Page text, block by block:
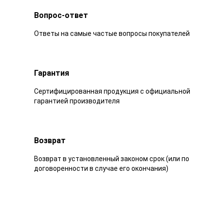
Вопрос-ответ
Ответы на самые частые вопросы покупателей
Гарантия
Сертифицированная продукция с официальной
гарантией производителя
Возврат
Возврат в установленный законом срок (или по
договоренности в случае его окончания)